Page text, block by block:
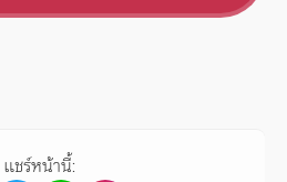
แชร์หน้านี้: